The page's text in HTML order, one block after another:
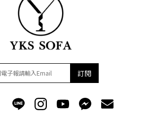
訂閱